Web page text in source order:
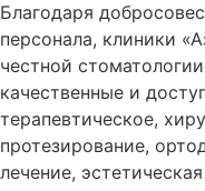
Благодаря
персонала, клиники
честной
качественные и
терапевтическое,
протезирование,
лечение,